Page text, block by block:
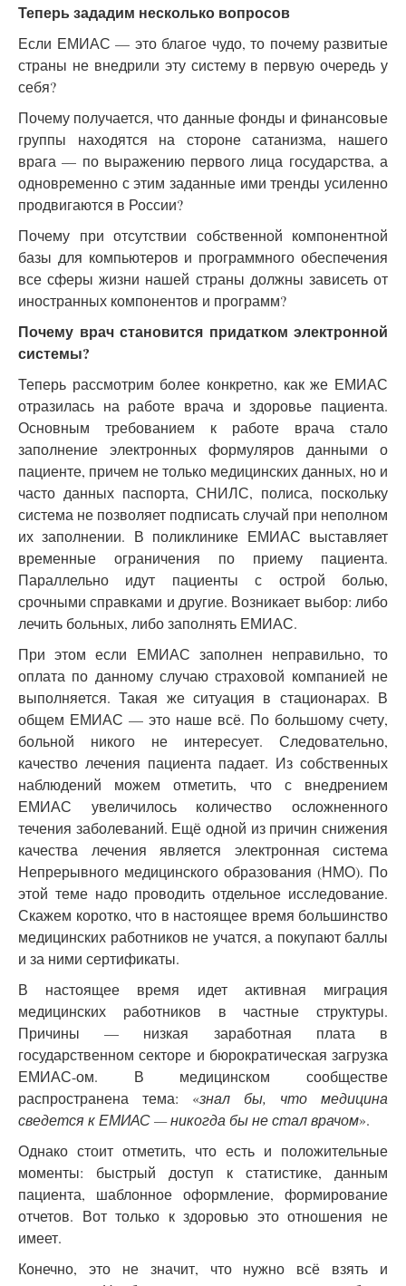
Теперь зададим несколько вопросов
Если ЕМИАС — это благое чудо, то почему развитые
страны не внедрили эту систему в первую очередь у
себя?
Почему получается, что данные фонды и финансовые
группы находятся на стороне сатанизма, нашего
врага — по выражению первого лица государства, а
одновременно с этим заданные ими тренды усиленно
продвигаются в России?
Почему при отсутствии собственной компонентной
базы для компьютеров и программного обеспечения
все сферы жизни нашей страны должны зависеть от
иностранных компонентов и программ?
Почему врач становится придатком электронной
системы?
Теперь рассмотрим более конкретно, как же ЕМИАС
отразилась на работе врача и здоровье пациента.
Основным требованием к работе врача стало
заполнение электронных формуляров данными о
пациенте, причем не только медицинских данных, но и
часто данных паспорта, СНИЛС, полиса, поскольку
система не позволяет подписать случай при неполном
их заполнении. В поликлинике ЕМИАС выставляет
временные ограничения по приему пациента.
Параллельно идут пациенты с острой болью,
срочными справками и другие. Возникает выбор: либо
лечить больных, либо заполнять ЕМИАС.
При этом если ЕМИАС заполнен неправильно, то
оплата по данному случаю страховой компанией не
выполняется. Такая же ситуация в стационарах. В
общем ЕМИАС — это наше всё. По большому счету,
больной никого не интересует. Следовательно,
качество лечения пациента падает. Из собственных
наблюдений можем отметить, что с внедрением
ЕМИАС увеличилось количество осложненного
течения заболеваний. Ещё одной из причин снижения
качества лечения является электронная система
Непрерывного медицинского образования (НМО). По
этой теме надо проводить отдельное исследование.
Скажем коротко, что в настоящее время большинство
медицинских работников не учатся, а покупают баллы
и за ними сертификаты.
В настоящее время идет активная миграция
медицинских работников в частные структуры.
Причины — низкая заработная плата в
государственном секторе и бюрократическая загрузка
ЕМИАС-ом. В медицинском сообществе
распространена тема: «знал бы, что медицина
сведется к ЕМИАС — никогда бы не стал врачом».
Однако стоит отметить, что есть и положительные
моменты: быстрый доступ к статистике, данным
пациента, шаблонное оформление, формирование
отчетов. Вот только к здоровью это отношения не
имеет.
Конечно, это не значит, что нужно всё взять и